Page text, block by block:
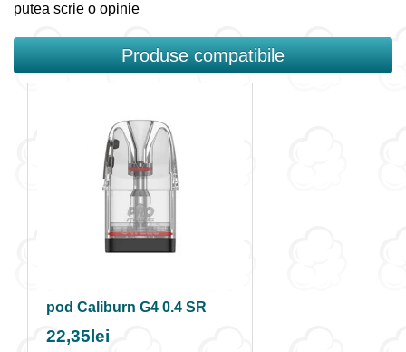
putea scrie o opinie
Produse compatibile
pod Caliburn G4 0.4 SR
22,35lei